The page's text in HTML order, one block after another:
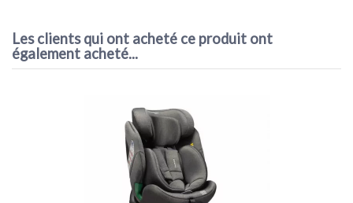
Les clients qui ont acheté ce produit ont
également acheté...